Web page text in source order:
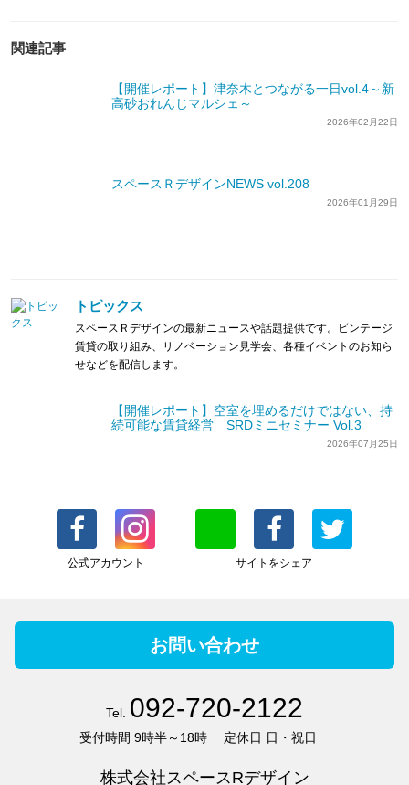
関連記事
【開催レポート】津奈木とつながる一日vol.4～新
高砂おれんじマルシェ～
2026年02月22日
スペースＲデザインNEWS vol.208
2026年01月29日
トピックス
スペースＲデザインの最新ニュースや話題提供です。ビンテージ
賃貸の取り組み、リノベーション見学会、各種イベントのお知ら
せなどを配信します。
【開催レポート】空室を埋めるだけではない、持
続可能な賃貸経営 SRDミニセミナー Vol.3
2026年07月25日
公式アカウント サイトをシェア
お問い合わせ
Tel. 092-720-2122
受付時間 9時半～18時 定休日 日・祝日
株式会社スペースRデザイン